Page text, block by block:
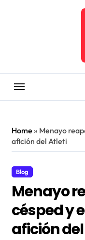
Home » Menayo
afición del Atleti
Blog
Menayo
césped y
afición